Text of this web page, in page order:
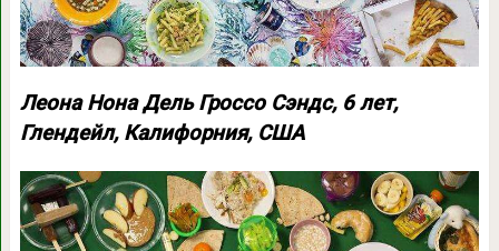
Леона Нона Дель Гроссо Сэндс, 6 лет,
Глендейл, Калифорния, США